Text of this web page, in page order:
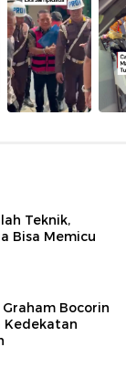
Teknik,
Bisa Memicu
Graham Bocorin
Kedekatan